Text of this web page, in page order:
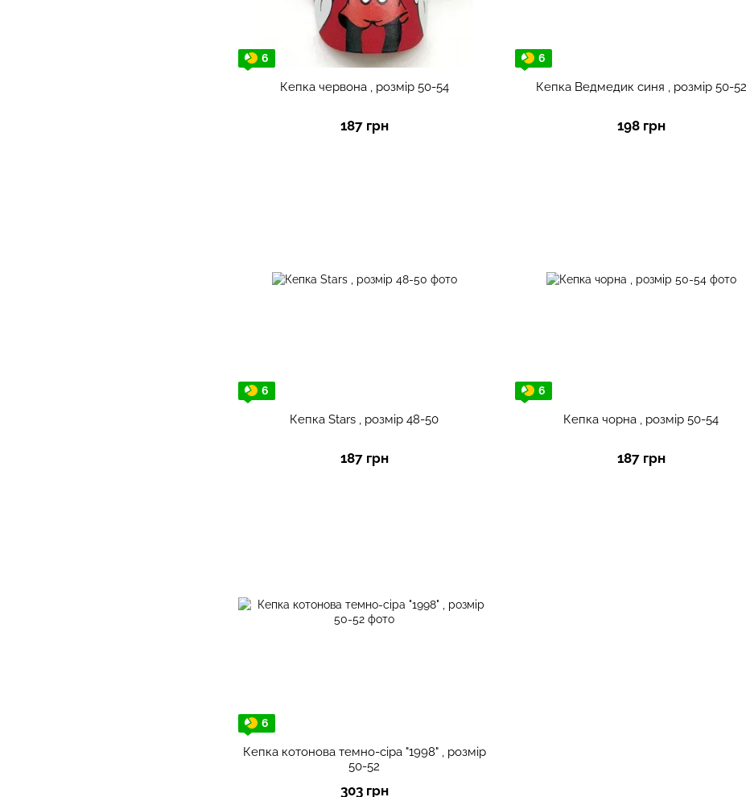
6
Кепка червона , розмір 50-54
187 грн
6
Кепка Ведмедик синя , розмір 50-52
198 грн
6
Кепка Stars , розмір 48-50
187 грн
6
Кепка чорна , розмір 50-54
187 грн
6
Кепка котонова темно-сіра "1998" , розмір
50-52
303 грн